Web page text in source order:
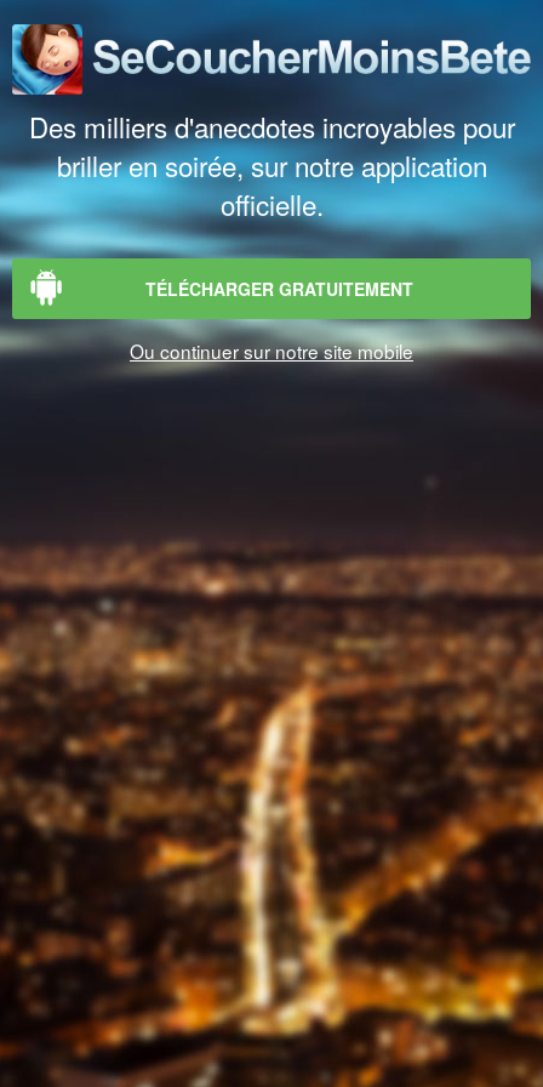
Des milliers d'anecdotes incroyables pour
briller en soirée, sur notre application
officielle.
TÉLÉCHARGER GRATUITEMENT
Ou continuer sur notre site mobile